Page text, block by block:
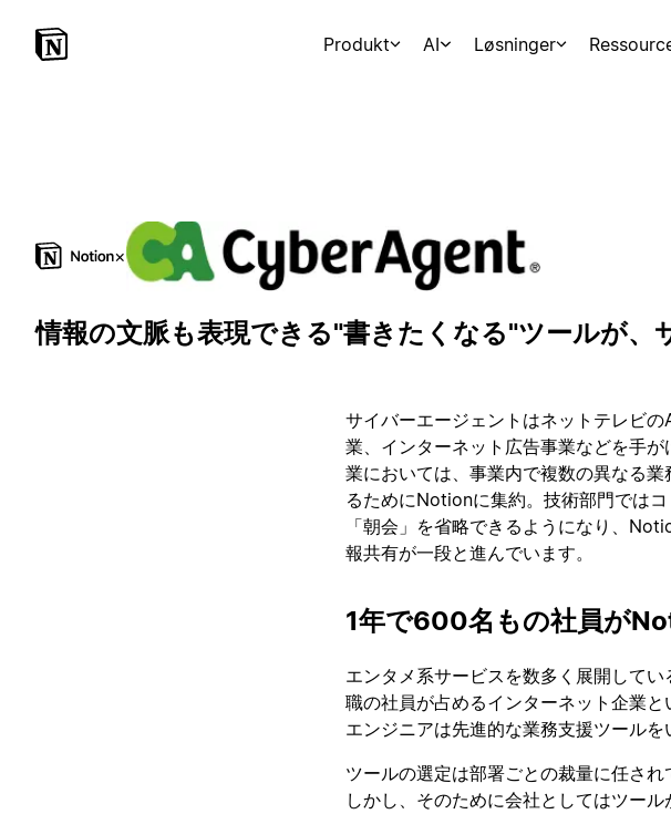
Produkt AI Løsninger
×
情報の文脈も表現できる"書きたくなる"ツールが
サイバーエージェントはネットテレビ
業、インターネット広告事業などを手
業においては、事業内で複数の異なる
るためにNotionに集約。技術部門では
「朝会」を省略できるようになり、
報共有が一段と進んでいます。
1年で600名もの社員が
エンタメ系サービスを数多く展開して
職の社員が占めるインターネット企業
エンジニアは先進的な業務支援ツールを
ツールの選定は部署ごとの裁量に任さ
しかし、そのために会社としてはツー